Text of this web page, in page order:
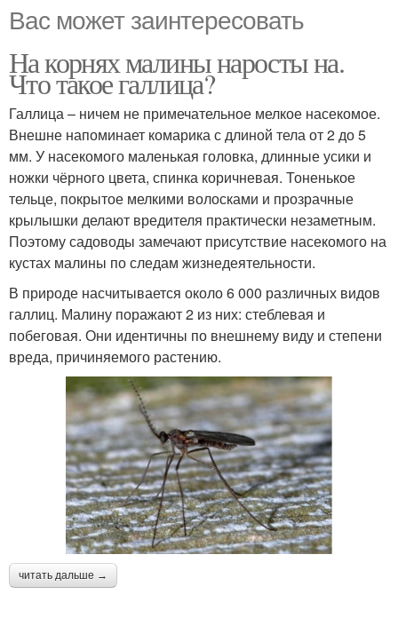
Вас может заинтересовать
На корнях малины наросты на.
Что такое галлица?
Галлица – ничем не примечательное мелкое насекомое.
Внешне напоминает комарика с длиной тела от 2 до 5
мм. У насекомого маленькая головка, длинные усики и
ножки чёрного цвета, спинка коричневая. Тоненькое
тельце, покрытое мелкими волосками и прозрачные
крылышки делают вредителя практически незаметным.
Поэтому садоводы замечают присутствие насекомого на
кустах малины по следам жизнедеятельности.
В природе насчитывается около 6 000 различных видов
галлиц. Малину поражают 2 из них: стеблевая и
побеговая. Они идентичны по внешнему виду и степени
вреда, причиняемого растению.
читать дальше →